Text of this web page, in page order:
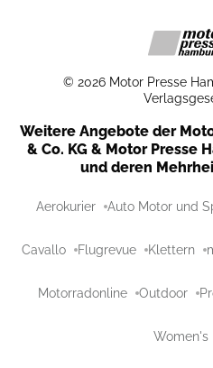
© 2026 Motor Presse
Weitere Angebote der
& Co. KG & Motor Presse
und deren
Aerokurier Auto Motor und
Cavallo Flugrevue Klettern
Motorradonline Outdoor
Women's